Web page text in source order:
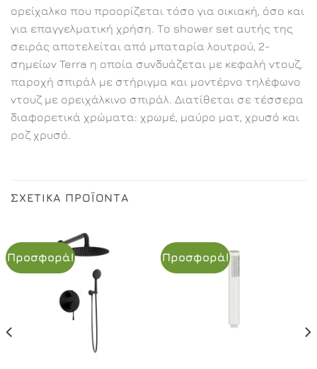
ορείχαλκο που προορίζεται τόσο για οικιακή, όσο και
για επαγγελματική χρήση. Το shower set αυτής της
σειράς αποτελείται από μπαταρία λουτρού, 2-
σημείων Terra η οποία συνδυάζεται με κεφαλή ντουζ,
παροχή σπιράλ με στήριγμα και μοντέρνο τηλέφωνο
ντουζ με ορειχάλκινο σπιράλ. Διατίθεται σε τέσσερα
διαφορετικά χρώματα: χρωμέ, μαύρο ματ, χρυσό και
ροζ χρυσό.
ΣΧΕΤΙΚΆ ΠΡΟΪΌΝΤΑ
Προσφορά! Προσφορά!